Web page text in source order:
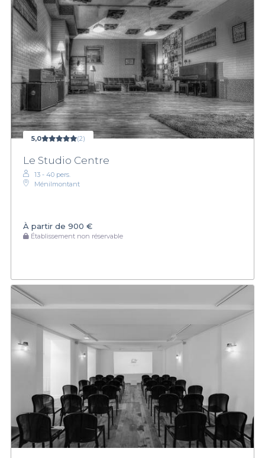
5,0 (2)
Le Studio Centre
13 - 40 pers.
Ménilmontant
À partir de 900 €
Établissement non réservable